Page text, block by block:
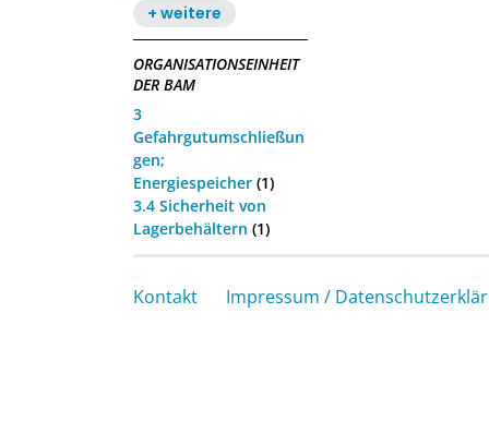
+ weitere
ORGANISATIONSEINHEIT
DER BAM
3
Gefahrgutumschließun
gen;
Energiespeicher (1)
3.4 Sicherheit von
Lagerbehältern (1)
Kontakt Impressum /